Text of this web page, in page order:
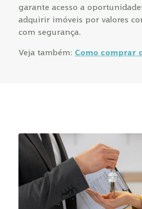
garante acesso a
adquirir imóveis por valores
com segurança.
Veja também: Como comprar